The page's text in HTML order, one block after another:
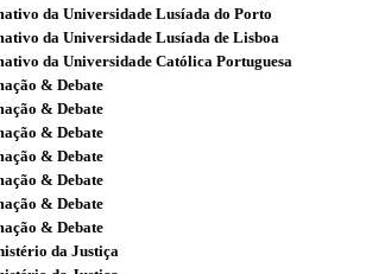
da Universidade Lusíada do Porto
da Universidade Lusíada de Lisboa
da Universidade Católica Portuguesa
& Debate
& Debate
& Debate
& Debate
& Debate
& Debate
& Debate
da Justiça